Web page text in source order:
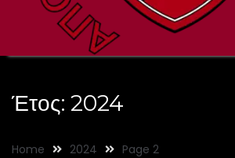
Έτος: 2024
Home 2024 Page 2